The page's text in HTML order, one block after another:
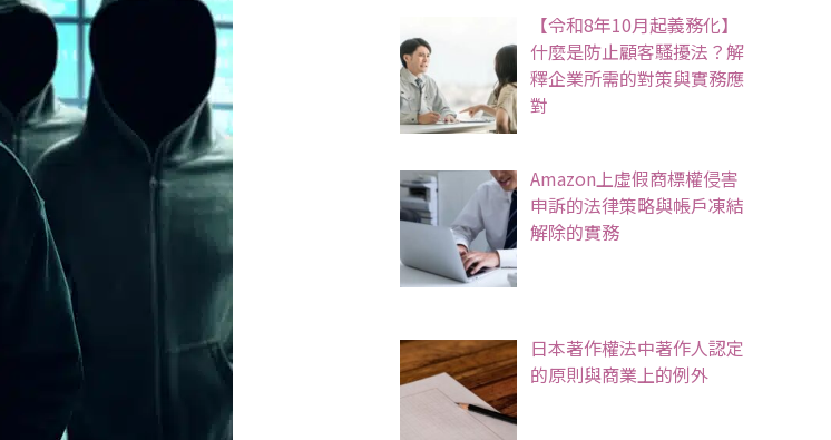
【令和8年10月起義務化】
什麼是防止顧客騷擾法？解
釋企業所需的對策與實務應
對
Amazon上虛假商標權侵害
申訴的法律策略與帳戶凍結
解除的實務
日本著作權法中著作人認定
的原則與商業上的例外